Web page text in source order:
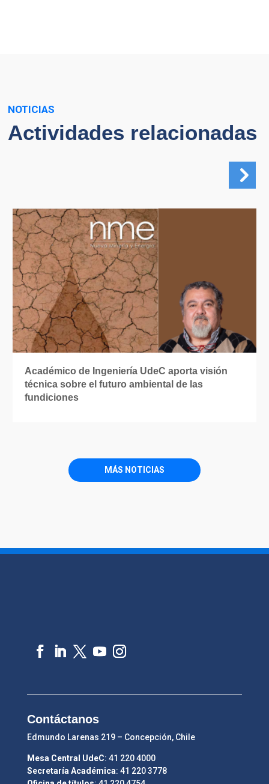
NOTICIAS
Actividades relacionadas
Académico de Ingeniería UdeC aporta visión
técnica sobre el futuro ambiental de las
fundiciones
MÁS NOTICIAS
Contáctanos
Edmundo Larenas 219 – Concepción, Chile
Mesa Central UdeC: 41 220 4000
Secretaría Académica: 41 220 3778